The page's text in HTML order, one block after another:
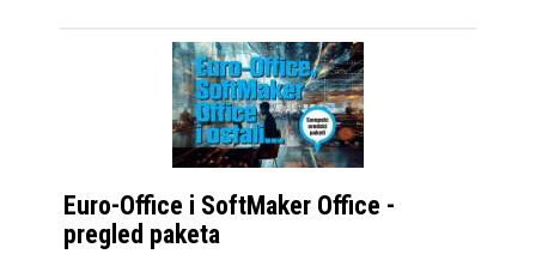
Euro-Office i SoftMaker Office -
pregled paketa